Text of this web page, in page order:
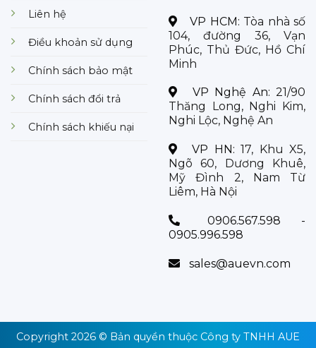
Liên hệ
Điều khoản sử dụng
Chính sách bảo mật
Chính sách đổi trả
Chính sách khiếu nại
VP HCM: Tòa nhà số
104, đường 36, Vạn
Phúc, Thủ Đức, Hồ Chí
Minh
VP Nghệ An: 21/90
Thăng Long, Nghi Kim,
Nghi Lộc, Nghệ An
VP HN:17, Khu X5,
Ngõ 60, Dương Khuê,
Mỹ Đình 2, Nam Từ
Liêm, Hà Nội
0906.567.598 -
0905.996.598
sales@auevn.com
Copyright 2026 © Bản quyền thuộc Công ty TNHH AUE